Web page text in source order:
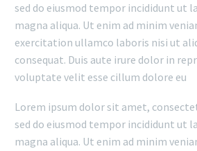
sed do eiusmod tempor incididunt ut
magna aliqua. Ut enim ad minim
exercitation ullamco laboris nisi ut
consequat. Duis aute irure dolor in
voluptate velit esse cillum dolore eu
Lorem ipsum dolor sit amet,
sed do eiusmod tempor incididunt ut
magna aliqua. Ut enim ad minim